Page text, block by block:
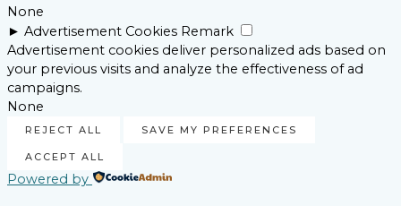
None
► Advertisement Cookies Remark
Advertisement cookies deliver personalized ads based on
your previous visits and analyze the effectiveness of ad
campaigns.
None
REJECT ALL SAVE MY PREFERENCES
ACCEPT ALL
Powered by